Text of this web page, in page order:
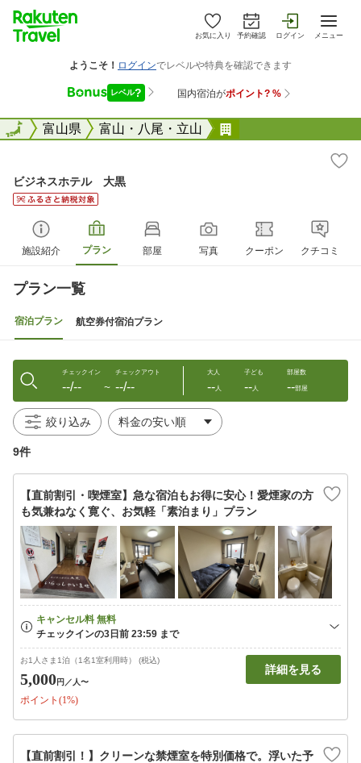
お気に入り 予約確認 ログイン メニュー
全国富山県 富山・八尾・立山
全国
ビジネスホテル 大黒
施設紹介 プラン 部屋 写真 クーポン クチコミ
プラン一覧
宿泊プラン 航空券付宿泊プラン
チェックイン
--/-- 〜
チェックアウト
--/--
大人
--人
子ども
--人
部屋数
--部屋
絞り込み
9件
【直前割引・喫煙室】急な宿泊もお得に安心！愛煙家の方
も気兼ねなく寛ぐ、お気軽「素泊まり」プラン
お1人さま1泊（1名1室利用時） (税込)
5,000円 ／人〜
ポイント(1%)
詳細を見る
【直前割引！】クリーンな禁煙室を特別価格で。浮いた予